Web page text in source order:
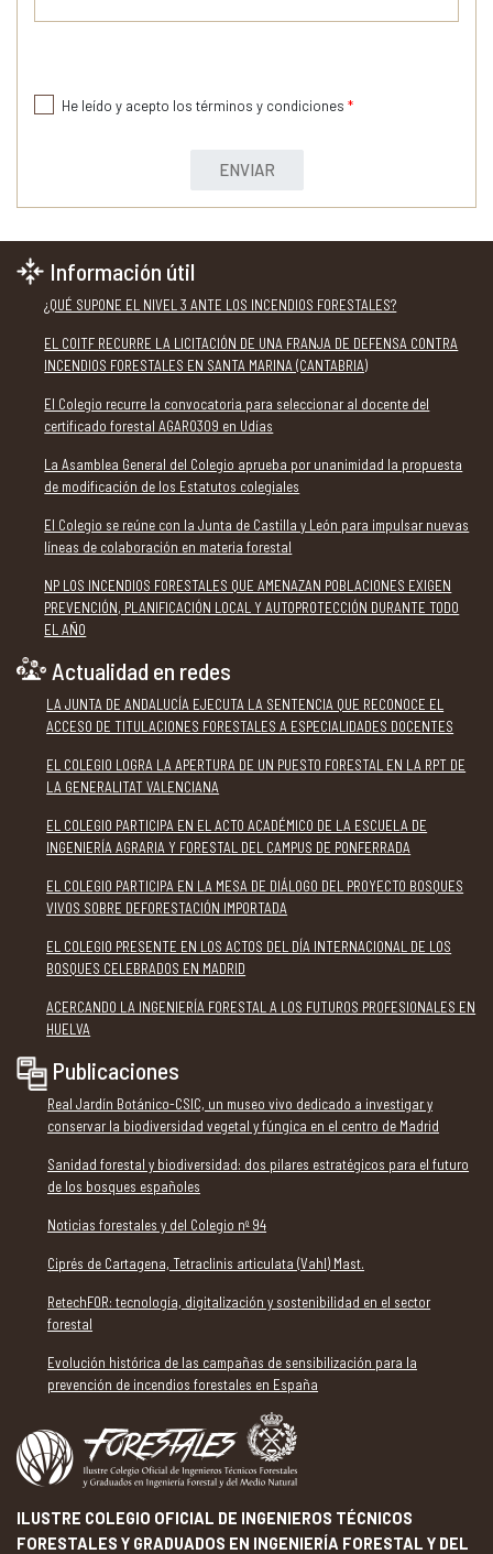
He leído y acepto los términos y condiciones *
ENVIAR
Información útil
¿QUÉ SUPONE EL NIVEL 3 ANTE LOS INCENDIOS FORESTALES?
EL COITF RECURRE LA LICITACIÓN DE UNA FRANJA DE DEFENSA CONTRA
INCENDIOS FORESTALES EN SANTA MARINA (CANTABRIA)
El Colegio recurre la convocatoria para seleccionar al docente del
certificado forestal AGAR0309 en Udías
La Asamblea General del Colegio aprueba por unanimidad la propuesta
de modificación de los Estatutos colegiales
El Colegio se reúne con la Junta de Castilla y León para impulsar nuevas
líneas de colaboración en materia forestal
NP LOS INCENDIOS FORESTALES QUE AMENAZAN POBLACIONES EXIGEN
PREVENCIÓN, PLANIFICACIÓN LOCAL Y AUTOPROTECCIÓN DURANTE TODO
EL AÑO
Actualidad en redes
LA JUNTA DE ANDALUCÍA EJECUTA LA SENTENCIA QUE RECONOCE EL
ACCESO DE TITULACIONES FORESTALES A ESPECIALIDADES DOCENTES
EL COLEGIO LOGRA LA APERTURA DE UN PUESTO FORESTAL EN LA RPT DE
LA GENERALITAT VALENCIANA
EL COLEGIO PARTICIPA EN EL ACTO ACADÉMICO DE LA ESCUELA DE
INGENIERÍA AGRARIA Y FORESTAL DEL CAMPUS DE PONFERRADA
EL COLEGIO PARTICIPA EN LA MESA DE DIÁLOGO DEL PROYECTO BOSQUES
VIVOS SOBRE DEFORESTACIÓN IMPORTADA
EL COLEGIO PRESENTE EN LOS ACTOS DEL DÍA INTERNACIONAL DE LOS
BOSQUES CELEBRADOS EN MADRID
ACERCANDO LA INGENIERÍA FORESTAL A LOS FUTUROS PROFESIONALES EN
HUELVA
Publicaciones
Real Jardín Botánico-CSIC, un museo vivo dedicado a investigar y
conservar la biodiversidad vegetal y fúngica en el centro de Madrid
Sanidad forestal y biodiversidad: dos pilares estratégicos para el futuro
de los bosques españoles
Noticias forestales y del Colegio nº 94
Ciprés de Cartagena, Tetraclinis articulata (Vahl) Mast.
RetechFOR: tecnología, digitalización y sostenibilidad en el sector
forestal
Evolución histórica de las campañas de sensibilización para la
prevención de incendios forestales en España
ILUSTRE COLEGIO OFICIAL DE INGENIEROS TÉCNICOS
FORESTALES Y GRADUADOS EN INGENIERÍA FORESTAL Y DEL